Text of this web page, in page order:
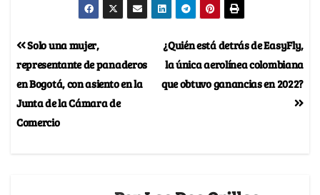
¿Quién está detrás de EasyFly,
la única aerolínea colombiana
que obtuvo ganancias en 2022?
Solo una mujer,
representante de panaderos
en Bogotá, con asiento en la
Junta de la Cámara de
Comercio